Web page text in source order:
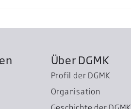
Über DGMK
Profil der DGMK
Organisation